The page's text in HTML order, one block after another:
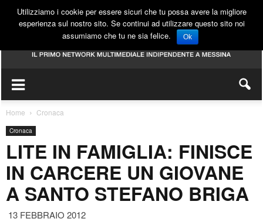
Home Cronaca
Cronaca
LITE IN FAMIGLIA: FINISCE
IN CARCERE UN GIOVANE
A SANTO STEFANO BRIGA
13 FEBBRAIO 2012
Utilizziamo i cookie per essere sicuri che tu possa avere la migliore
esperienza sul nostro sito. Se continui ad utilizzare questo sito noi
assumiamo che tu ne sia felice.
Ok